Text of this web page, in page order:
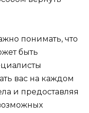
понимать, что
быть
вас на каждом
и предоставляя